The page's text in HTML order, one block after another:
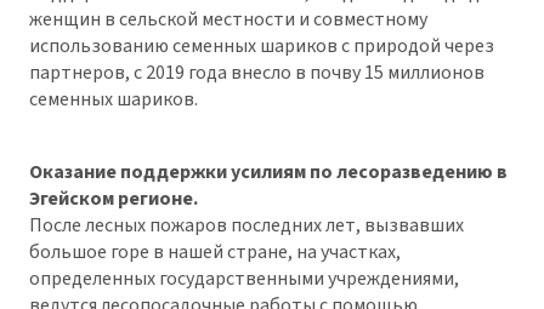
женщин в сельской местности и совместному
использованию семенных шариков с природой через
партнеров, с 2019 года внесло в почву 15 миллионов
семенных шариков.
Оказание поддержки усилиям по лесоразведению в
Эгейском регионе.
После лесных пожаров последних лет, вызвавших
большое горе в нашей стране, на участках,
определенных государственными учреждениями,